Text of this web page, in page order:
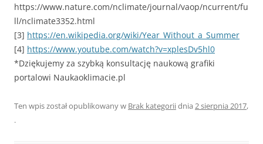
https://www.nature.com/nclimate/journal/vaop/ncurrent/fu
ll/nclimate3352.html
[3] https://en.wikipedia.org/wiki/Year_Without_a_Summer
[4] https://www.youtube.com/watch?v=xplesDv5hl0
*Dziękujemy za szybką konsultację naukową grafiki
portalowi Naukaoklimacie.pl
Ten wpis został opublikowany w Brak kategoriidnia 2 sierpnia 2017,
.